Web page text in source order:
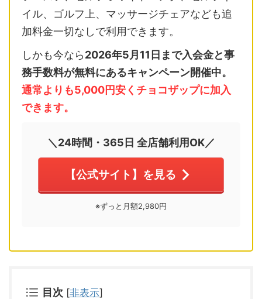
イル、ゴルフ上、マッサージチェアなども追
加料金一切なしで利用できます。
しかも今なら2026年5月11日まで入会金と事
務手数料が無料にあるキャンペーン開催中。
通常よりも5,000円安くチョコザップに加入
できます。
＼24時間・365日 全店舗利用OK／
【公式サイト】を見る
※ずっと月額2,980円
目次 [非表示]